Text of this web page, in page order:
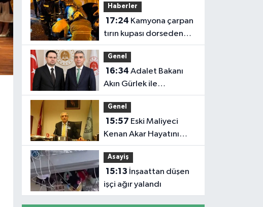
Haberler
17:24
tırın kupası dorseden
ayrıldı: 1 ağır yaralı
Genel
16:34
Akın Gürlek ile
Milletvekili Cantürk
Alagöz Iğdır’a Geliyor
Genel
15:57
Kenan Akar Hayatını
Kaybetti
Asayiş
15:13
işçi ağır yalandı